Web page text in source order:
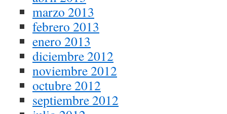
marzo 2013
febrero 2013
enero 2013
diciembre 2012
noviembre 2012
octubre 2012
septiembre 2012